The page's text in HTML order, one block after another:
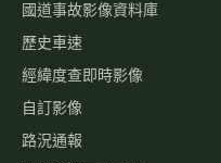
國道事故影像資料庫
歷史車速
經緯度查即時影像
自訂影像
路況通報